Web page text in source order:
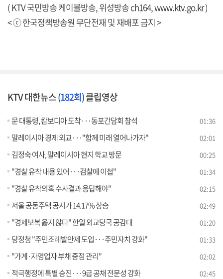
( KTV 국민방송 케이블방송, 위성방송 ch164,www.ktv.go.kr)
< ⓒ 한국정책방송원 무단전재 및 재배포 금지 >
KTV 대한뉴스(182회)클립영상
문 대통령, 캄보디아 도착···동포간담회 참석 01:36
말레이시아 경제 외교···"함께 미래 열어나가자" 02:01
김정숙 여사, 말레이시아 현지 학교 방문 00:25
"경찰 유착 내용 있어···검찰에 이첩" 01:34
"경찰 유착의혹 수사결과 응답해야" 02:15
서울 공동주택 공시가 14.17% 상승 02:49
"경제보복 옳지 않다" 한일 외교당국 공감대 01:20
당정청 "주민조례발안제 도입···주민자치 강화" 01:33
"가계·자영업자 부채 중점 관리" 02:02
적극행정에 특별 승진···9급 공채 전문성 강화 02:45